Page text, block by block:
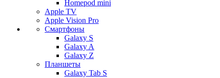
Homepod mini
Apple TV
Apple Vision Pro
Смартфоны
Galaxy S
Galaxy A
Galaxy Z
Планшеты
Galaxy Tab S